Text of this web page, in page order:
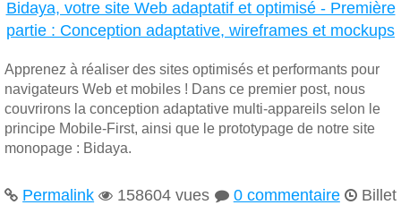
Bidaya, votre site Web adaptatif et optimisé - Première
partie : Conception adaptative, wireframes et mockups
Apprenez à réaliser des sites optimisés et performants pour
navigateurs Web et mobiles ! Dans ce premier post, nous
couvrirons la conception adaptative multi-appareils selon le
principe Mobile-First, ainsi que le prototypage de notre site
monopage : Bidaya.
 Permalink  158604 vues  0 commentaire Billet